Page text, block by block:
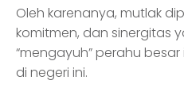
Oleh karenanya, mutlak
komitmen, dan sinergitas
“mengayuh” perahu
di negeri ini.